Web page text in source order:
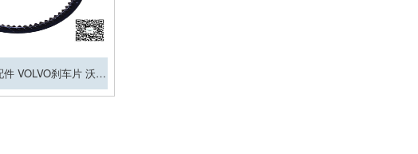
沃尔沃装载机配件 VOLVO刹车片 沃尔沃刹车盘 沃尔沃刹车钳总成